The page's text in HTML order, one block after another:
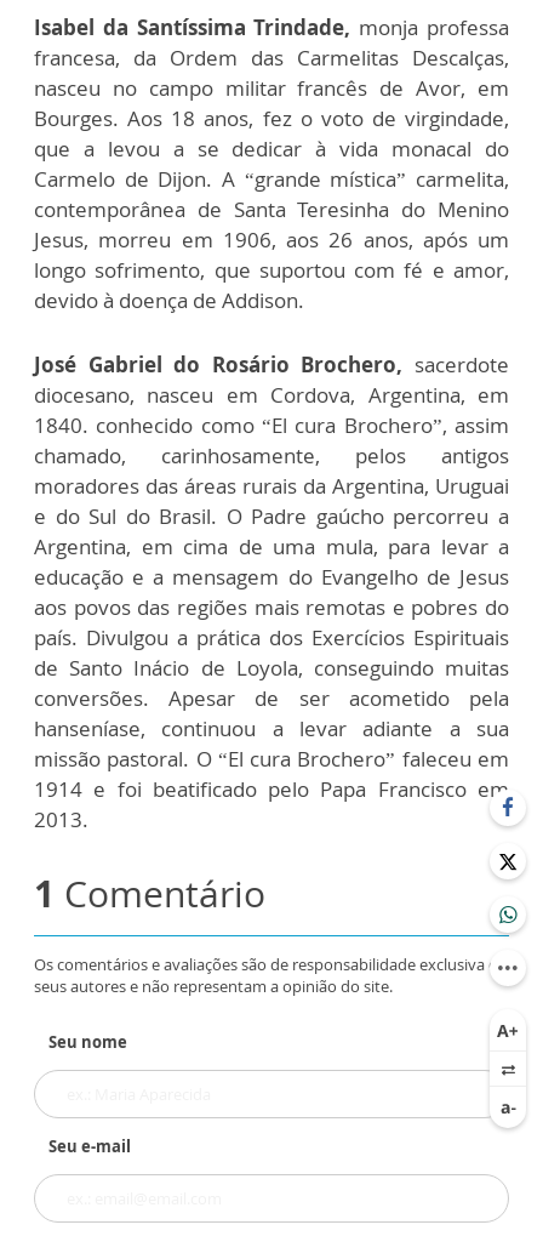
Isabel da Santíssima Trindade, monja professa
francesa, da Ordem das Carmelitas Descalças,
nasceu no campo militar francês de Avor, em
Bourges. Aos 18 anos, fez o voto de virgindade,
que a levou a se dedicar à vida monacal do
Carmelo de Dijon. A “grande mística” carmelita,
contemporânea de Santa Teresinha do Menino
Jesus, morreu em 1906, aos 26 anos, após um
longo sofrimento, que suportou com fé e amor,
devido à doença de Addison.
José Gabriel do Rosário Brochero, sacerdote
diocesano, nasceu em Cordova, Argentina, em
1840. conhecido como “El cura Brochero”, assim
chamado, carinhosamente, pelos antigos
moradores das áreas rurais da Argentina, Uruguai
e do Sul do Brasil. O Padre gaúcho percorreu a
Argentina, em cima de uma mula, para levar a
educação e a mensagem do Evangelho de Jesus
aos povos das regiões mais remotas e pobres do
país. Divulgou a prática dos Exercícios Espirituais
de Santo Inácio de Loyola, conseguindo muitas
conversões. Apesar de ser acometido pela
hanseníase, continuou a levar adiante a sua
missão pastoral. O “El cura Brochero” faleceu em
1914 e foi beatificado pelo Papa Francisco em
2013.
1 Comentário
Os comentários e avaliações são de responsabilidade exclusiva de
seus autores e não representam a opinião do site.
Seu nome
Seu e-mail